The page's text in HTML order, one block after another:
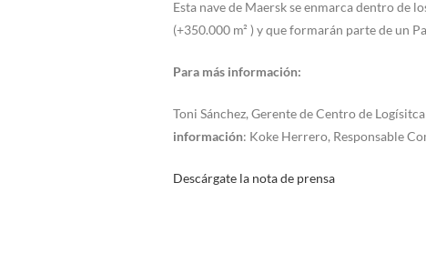
Esta nave de Maersk se enmarca dentro de
(+350.000 m² ) y que formarán parte de un
Para más información:
Toni Sánchez, Gerente de Centro de
información: Koke Herrero, Responsable
Descárgate la nota de prensa